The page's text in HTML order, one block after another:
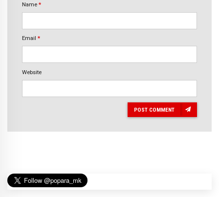
Name *
Email *
Website
POST COMMENT